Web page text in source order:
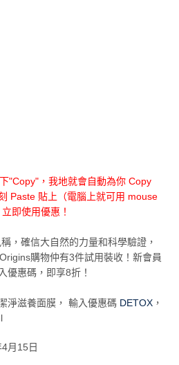
"Copy"，我地就會自動為你 Copy
Paste 貼上（電腦上就可用 mouse
即使用優惠！
，確信大自然的力量和科學驗證，
購物仲有3件試用裝收！新會員
優惠碼，即享8折！
淨滋養面膜， 輸入優惠碼 DETOX ，
月15日